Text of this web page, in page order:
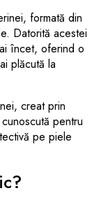
formată din
Datorită acestei
încet, oferind o
plăcută la
creat prin
pentru
pe piele